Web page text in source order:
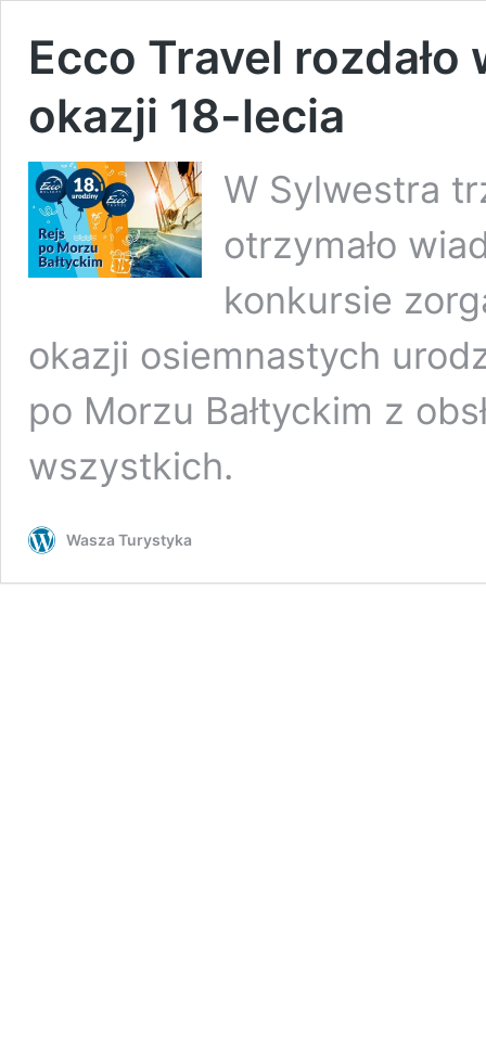
Ecco Travel
okazji 18-lecia
W Sylwestra
otrzymało
konkursie
okazji osiemnastych
po Morzu Bałtyckim z
wszystkich.
Wasza Turystyka